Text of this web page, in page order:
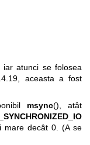
atunci se folosea
aceasta a fost
msync(), atât
mare decât 0. (A se